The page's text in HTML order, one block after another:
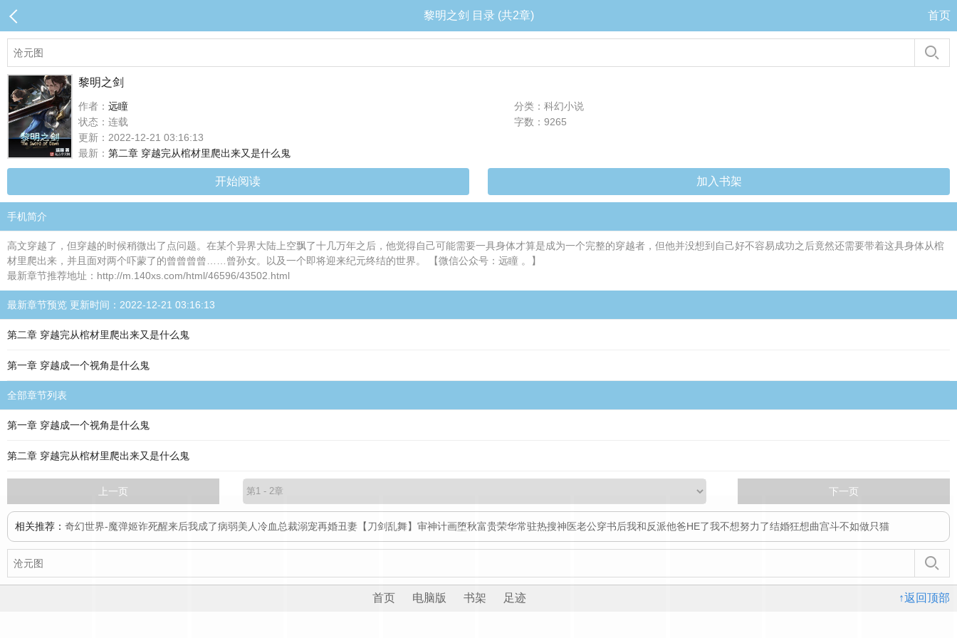
黎明之剑 目录 (共2章) 首页
黎明之剑
作者： 远瞳
分类：科幻小说
状态：连载
字数：9265
更新：2022-12-21 03:16:13
最新： 第二章 穿越完从棺材里爬出来又是什么鬼
开始阅读 加入书架
手机简介
高文穿越了，但穿越的时候稍微出了点问题。在某个异界大陆上空飘了十几万年之后，他觉得自己可能需要一具身体才算是成为一个完整的穿越者，但他并没想到自己好不容易成功之后竟然还需要带着这具身体从棺
材里爬出来，并且面对两个吓蒙了的曾曾曾曾……曾孙女。以及一个即将迎来纪元终结的世界。 【微信公众号：远瞳 。】
最新章节推荐地址：http://m.140xs.com/html/46596/43502.html
最新章节预览 更新时间：2022-12-21 03:16:13
第二章 穿越完从棺材里爬出来又是什么鬼
第一章 穿越成一个视角是什么鬼
全部章节列表
第一章 穿越成一个视角是什么鬼
第二章 穿越完从棺材里爬出来又是什么鬼
上一页 下一页
相关推荐： 奇幻世界-魔弹姬诈死醒来后我成了病弱美人冷血总裁溺宠再婚丑妻 【刀剑乱舞】审神计画堕秋富贵荣华常驻热搜神医老公穿书后我和反派他爸HE了我不想努力了结婚狂想曲宫斗不如做只猫
↑返回顶部
首页 电脑版 书架 足迹